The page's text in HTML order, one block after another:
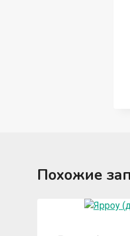
Похожие